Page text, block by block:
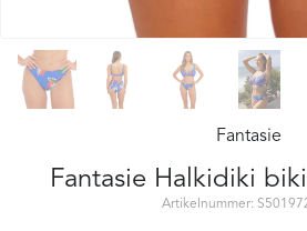
Fantasie
Fantasie Halkidiki
Artikelnummer: